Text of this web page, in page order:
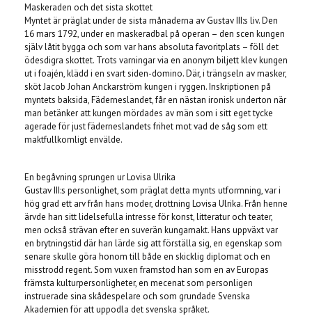
Maskeraden och det sista skottet
Myntet är präglat under de sista månaderna av Gustav III:s liv. Den
16 mars 1792, under en maskeradbal på operan – den scen kungen
själv låtit bygga och som var hans absoluta favoritplats – föll det
ödesdigra skottet. Trots varningar via en anonym biljett klev kungen
ut i foajén, klädd i en svart siden-domino. Där, i trängseln av masker,
sköt Jacob Johan Anckarström kungen i ryggen. Inskriptionen på
myntets baksida, Fäderneslandet, får en nästan ironisk underton när
man betänker att kungen mördades av män som i sitt eget tycke
agerade för just fäderneslandets frihet mot vad de såg som ett
maktfullkomligt envälde.
En begåvning sprungen ur Lovisa Ulrika
Gustav III:s personlighet, som präglat detta mynts utformning, var i
hög grad ett arv från hans moder, drottning Lovisa Ulrika. Från henne
ärvde han sitt lidelsefulla intresse för konst, litteratur och teater,
men också strävan efter en suverän kungamakt. Hans uppväxt var
en brytningstid där han lärde sig att förställa sig, en egenskap som
senare skulle göra honom till både en skicklig diplomat och en
misstrodd regent. Som vuxen framstod han som en av Europas
främsta kulturpersonligheter, en mecenat som personligen
instruerade sina skådespelare och som grundade Svenska
Akademien för att uppodla det svenska språket.